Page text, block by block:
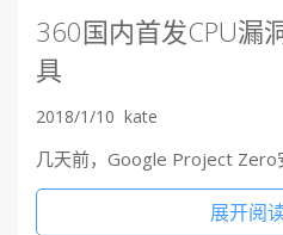
360国内首发CPU漏
具
2018/1/10 kate
几天前，Google Project Zero
展开阅